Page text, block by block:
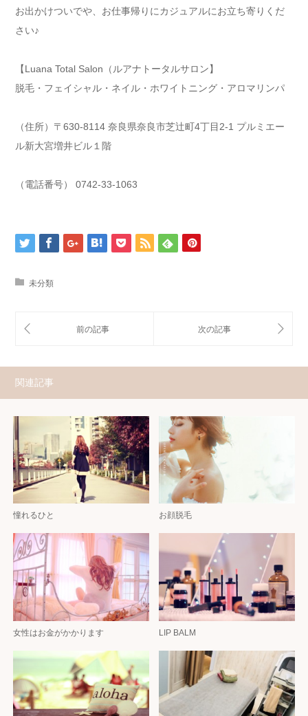
お出かけついでや、お仕事帰りにカジュアルにお立ち寄りくだ
さい♪
【Luana Total Salon（ルアナトータルサロン】
脱毛・フェイシャル・ネイル・ホワイトニング・アロマリンパ
（住所）〒630-8114 奈良県奈良市芝辻町4丁目2-1 プルミエー
ル新大宮増井ビル１階
（電話番号） 0742-33-1063
未分類
関連記事
憧れるひと お顔脱毛
女性はお金がかかります LIP BALM